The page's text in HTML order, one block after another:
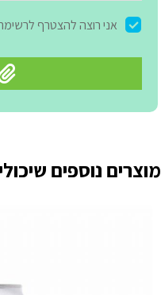
מוצרים נוספים